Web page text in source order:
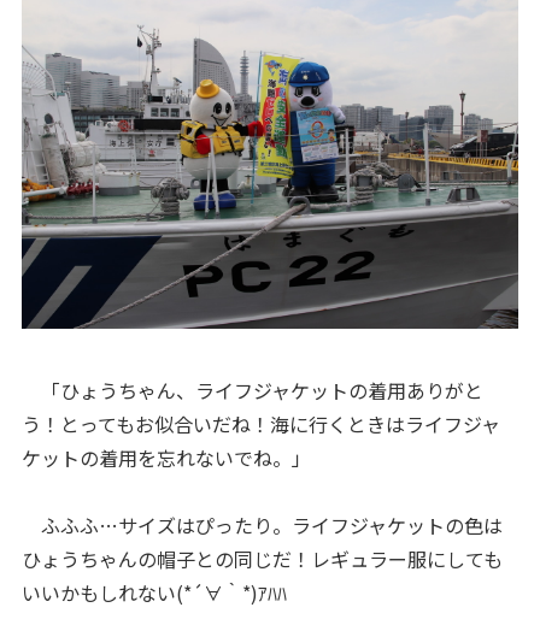
「ひょうちゃん、ライフジャケットの着用ありがと
う！とってもお似合いだね！海に行くときはライフジャ
ケットの着用を忘れないでね。」
ふふふ…サイズはぴったり。ライフジャケットの色は
ひょうちゃんの帽子との同じだ！レギュラー服にしても
いいかもしれない(*´∀｀*)ｱﾊﾊ